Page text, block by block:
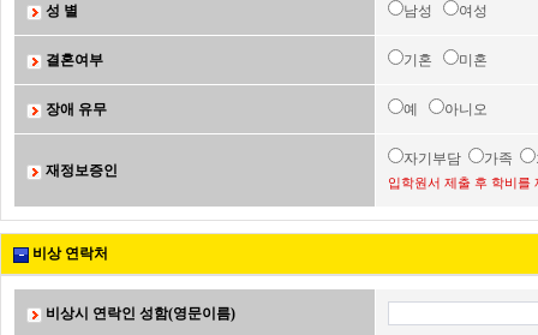
성 별 남성 여성
결혼여부 기혼 미혼
장애 유무 예 아니오
재정보증인
자기부담 가족
입학원서 제출 후 학비를
비상 연락처
비상시 연락인 성함(영문이름)